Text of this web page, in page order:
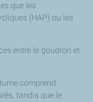
que les
(HAP) ou les
entre le goudron et
comprend
tandis que le